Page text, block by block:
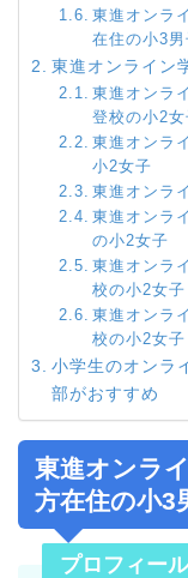
東進オンラ
在住の小3男
東進オンライン
東進オンラ
登校の小2女
東進オンラ
小2女子
東進オンラ
東進オンラ
の小2女子
東進オンラ
校の小2女子
東進オンラ
校の小2女子
小学生のオンラ
部がおすすめ
東進オンラ
方在住の小3
プロフィール